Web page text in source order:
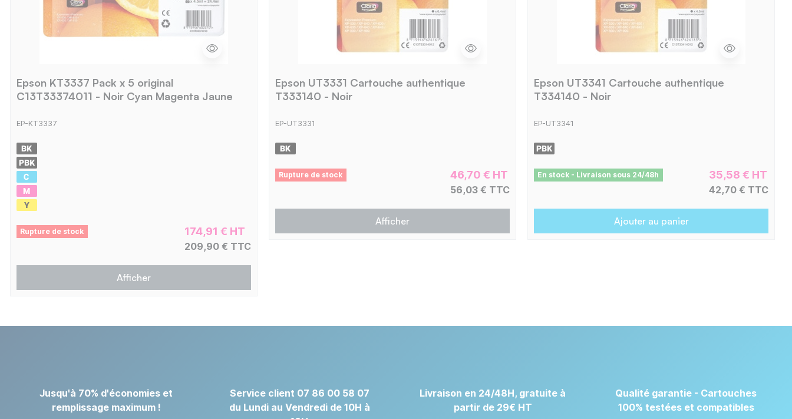
Epson KT3337 Pack x 5 original
C13T33374011 - Noir Cyan Magenta Jaune
EP-KT3337
Rupture de stock 174,91 € HT
209,90 € TTC
Afficher
Epson UT3331 Cartouche authentique
T333140 - Noir
EP-UT3331
Rupture de stock 46,70 € HT
56,03 € TTC
Afficher
Epson UT3341 Cartouche authentique
T334140 - Noir
EP-UT3341
En stock - Livraison sous 24/48h 35,58 € HT
42,70 € TTC
Ajouter au panier
Jusqu'à 70% d'économies et
remplissage maximum !
Service client 07 86 00 58 07
du Lundi au Vendredi de 10H à
Livraison en 24/48H, gratuite à
partir de 29€ HT
Qualité garantie - Cartouches
100% testées et compatibles